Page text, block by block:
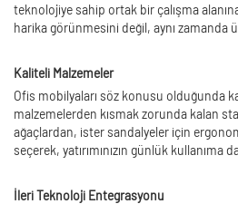
teknolojiye sahip ortak bir çalışma
harika görünmesini değil, aynı zamanda
Kaliteli Malzemeler
Ofis mobilyaları söz konusu olduğunda
malzemelerden kısmak zorunda kalan
ağaçlardan, ister sandalyeler için
seçerek, yatırımınızın günlük kullanıma
İleri Teknoloji Entegrasyonu